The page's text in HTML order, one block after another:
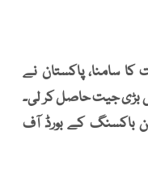
سامنا، پاکستان نے
بڑی جیت حاصل کر لی۔
باکسنگ کے بورڈ آف